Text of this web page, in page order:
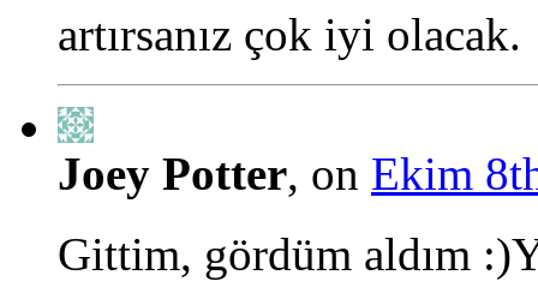
artırsanız çok iyi olacak.
Joey Potter, on Ekim
Gittim, gördüm aldım